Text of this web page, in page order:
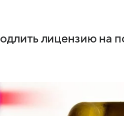
лицензию на